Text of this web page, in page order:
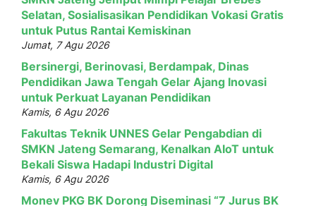
Selatan, Sosialisasikan Pendidikan Vokasi Gratis
untuk Putus Rantai Kemiskinan
Jumat, 7 Agu 2026
Bersinergi, Berinovasi, Berdampak, Dinas
Pendidikan Jawa Tengah Gelar Ajang Inovasi
untuk Perkuat Layanan Pendidikan
Kamis, 6 Agu 2026
Fakultas Teknik UNNES Gelar Pengabdian di
SMKN Jateng Semarang, Kenalkan AIoT untuk
Bekali Siswa Hadapi Industri Digital
Kamis, 6 Agu 2026
Monev PKG BK Dorong Diseminasi “7 Jurus BK